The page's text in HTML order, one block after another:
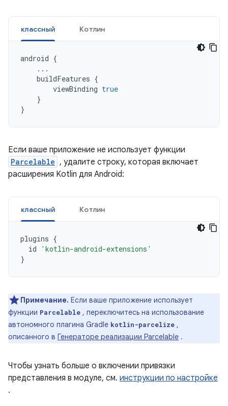
классный Котлин
android {
...
buildFeatures {
viewBinding true
}
}
Если ваше приложение не использует функции
Parcelable , удалите строку, которая включает
расширения Kotlin для Android:
классный Котлин
plugins {
id
'kotlin-android-extensions'
}
Примечание. Если ваше приложение использует
функции Parcelable , переключитесь на использование
автономного плагина Gradle kotlin-parcelize ,
описанного в Генераторе реализации Parcelable .
Чтобы узнать больше о включении привязки
представления в модуле, см. инструкции по настройке
.